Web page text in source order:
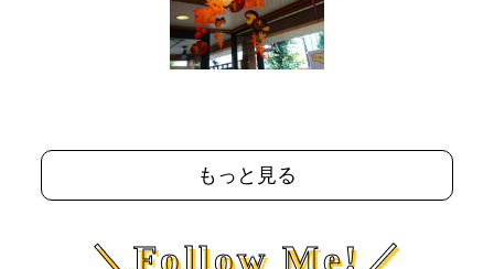
もっと見る
＼Follow Me!／